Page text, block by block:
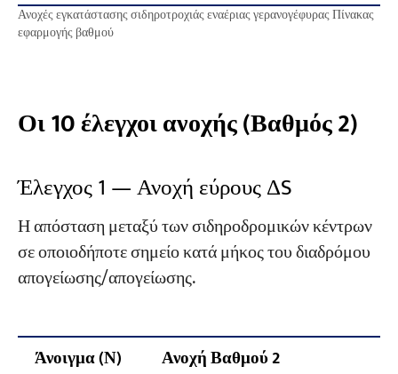
Ανοχές εγκατάστασης σιδηροτροχιάς εναέριας γερανογέφυρας Πίνακας
εφαρμογής βαθμού
Οι 10 έλεγχοι ανοχής (Βαθμός 2)
Έλεγχος 1 — Ανοχή εύρους ΔS
Η απόσταση μεταξύ των σιδηροδρομικών κέντρων
σε οποιοδήποτε σημείο κατά μήκος του διαδρόμου
απογείωσης/απογείωσης.
Άνοιγμα (Ν)
Ανοχή Βαθμού 2